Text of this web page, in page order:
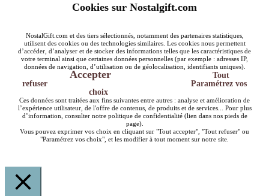
Cookies sur Nostalgift.com
NostalGift.com et des tiers sélectionnés, notamment des partenaires statistiques,
utilisent des cookies ou des technologies similaires. Les cookies nous permettent
d’accéder, d’analyser et de stocker des informations telles que les caractéristiques de
votre terminal ainsi que certaines données personnelles (par exemple : adresses IP,
données de navigation, d’utilisation ou de géolocalisation, identifiants uniques).
Accepter
Tout
refuser
Paramétrez vos
choix
Ces données sont traitées aux fins suivantes entre autres : analyse et amélioration de
l’expérience utilisateur, de l'offre de contenus, de produits et de services... Pour plus
d’information, consulter notre politique de confidentialité (lien dans nos pieds de
page).
Vous pouvez exprimer vos choix en cliquant sur "Tout accepter", "Tout refuser" ou
"Paramétrez vos choix", et les modifier à tout moment sur notre site.